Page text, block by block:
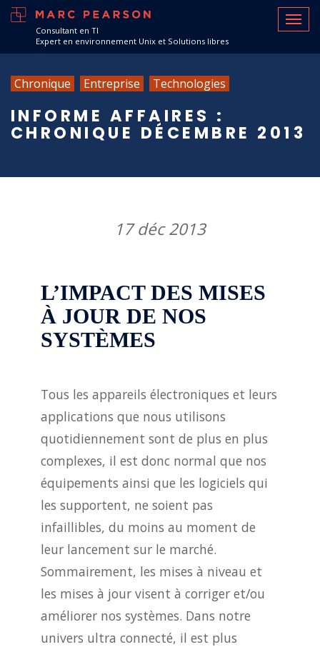
Consultant en TI
Expert en environnement Unix et Solutions libres
Chronique Entreprise Technologies
INFORME AFFAIRES :
CHRONIQUE DÉCEMBRE 2013
17 déc 2013
L’IMPACT DES MISES
À JOUR DE NOS
SYSTÈMES
Tous les appareils électroniques et leurs
applications que nous utilisons
quotidiennement sont de plus en plus
complexes, il est donc normal que nos
équipements ainsi que les logiciels qui
les supportent, ne soient pas
infaillibles, du moins au moment de
leur lancement sur le marché.
Sommairement, les mises à niveau et
les mises à jour visent à corriger et/ou
améliorer nos systèmes. Dans notre
univers ultra connecté, il est plus